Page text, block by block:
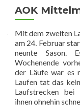
AOK
Mit dem zweiten
am 24. Februar
neunte Sason.
Wochenende
der Läufe war es
Laufen tat das
Laufstrecken bei
ihnen ohnehin